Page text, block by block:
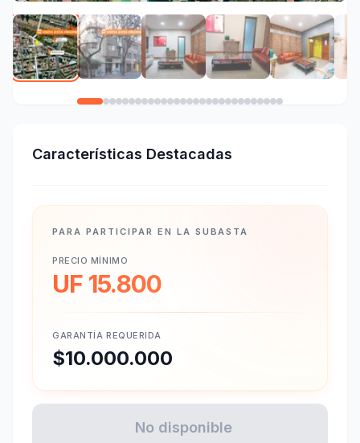
Características Destacadas
PARA PARTICIPAR EN LA SUBASTA
PRECIO MÍNIMO
UF 15.800
GARANTÍA REQUERIDA
$10.000.000
No disponible